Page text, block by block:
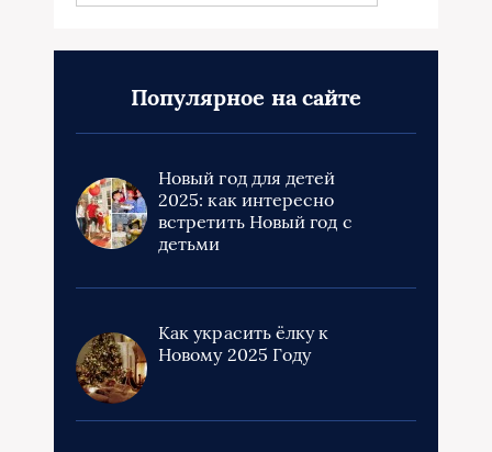
Популярное на сайте
Новый год для детей
2025: как интересно
встретить Новый год с
детьми
Как украсить ёлку к
Новому 2025 Году